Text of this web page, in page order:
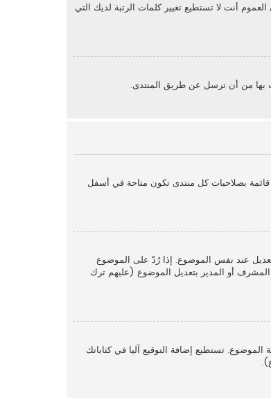
أنت لا تستطيع تغيير كلمات الرتبة لديك التي
بها من أن ترسل عن طريق المنتدى.
بصلاحيات كل منتدى تكون متاحة في أسفل
عند نفس الموضوع. إذا رُدّ على الموضوع
أو المدير بتعديل الموضوع (عليهم ترك
تستطيع إضافة التوقيع آليا في كتاباتك